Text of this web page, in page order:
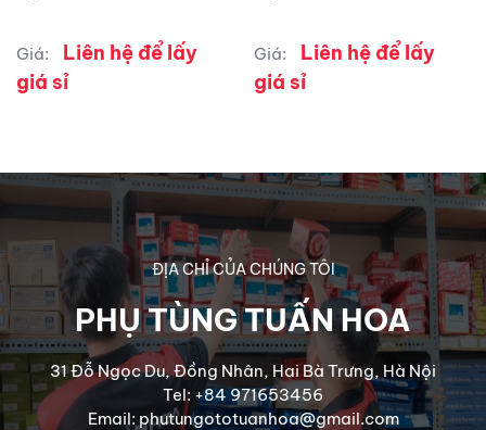
Giá:
Liên hệ để lấy
giá sỉ
Giá:
Liên hệ để lấy
giá sỉ
ĐỊA CHỈ CỦA CHÚNG TÔI
PHỤ TÙNG TUẤN HOA
31 Đỗ Ngọc Du, Đồng Nhân, Hai Bà Trưng, Hà Nội
Tel: +84 971653456
Email: phutungototuanhoa@gmail.com